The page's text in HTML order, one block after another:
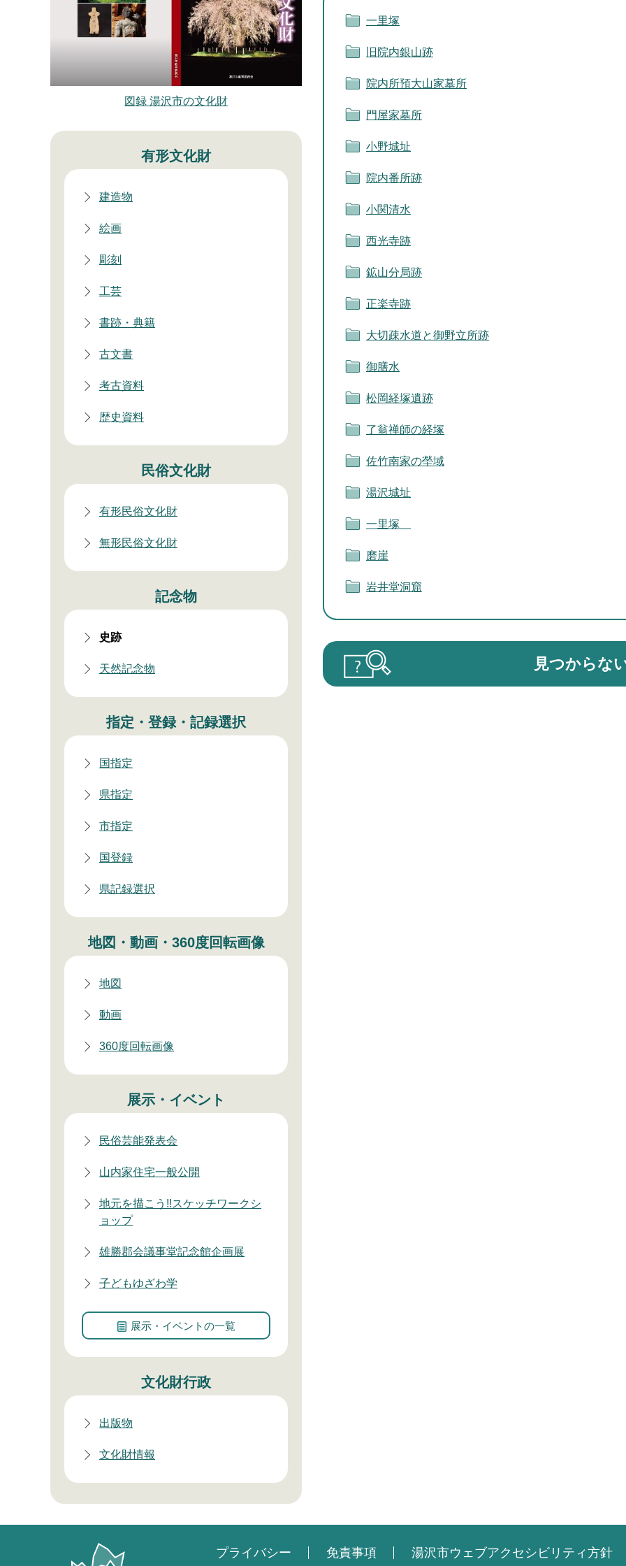
一里塚
旧院内銀山跡
院内所預大山家墓所
門屋家墓所
小野城址
院内番所跡
小関清水
西光寺跡
鉱山分局跡
正楽寺跡
大切疎水道と御野立所跡
御膳水
松岡経塚遺跡
了翁禅師の経塚
佐竹南家の塋域
湯沢城址
一里塚
磨崖
岩井堂洞窟
見つからな
図録 湯沢市の文化財
有形文化財
建造物
絵画
彫刻
工芸
書跡・典籍
古文書
考古資料
歴史資料
民俗文化財
有形民俗文化財
無形民俗文化財
記念物
史跡
天然記念物
指定・登録・記録選択
国指定
県指定
市指定
国登録
県記録選択
地図・動画・360度回転画像
地図
動画
360度回転画像
展示・イベント
民俗芸能発表会
山内家住宅一般公開
地元を描こう!!スケッチワークシ
ョップ
雄勝郡会議事堂記念館企画展
子どもゆざわ学
展示・イベントの一覧
文化財行政
出版物
文化財情報
プライバシー 免責事項 湯沢市ウェブアクセシビリティ方針